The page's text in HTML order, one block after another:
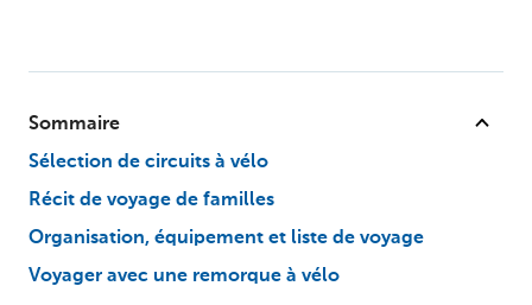
Sommaire
Sélection de circuits à vélo
Récit de voyage de familles
Organisation, équipement et liste de voyage
Voyager avec une remorque à vélo